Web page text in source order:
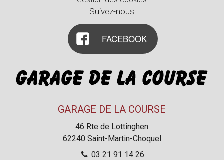
Suivez-nous
FACEBOOK
GARAGE DE LA COURSE
46 Rte de Lottinghen
62240 Saint-Martin-Choquel
03 21 91 14 26